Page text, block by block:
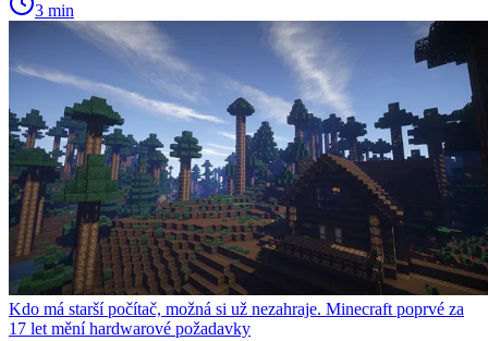
3 min
Kdo má starší počítač, možná si už nezahraje. Minecraft poprvé za
17 let mění hardwarové požadavky